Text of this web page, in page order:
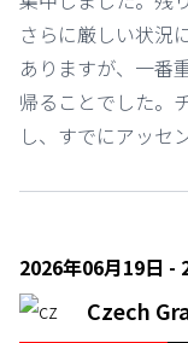
さらに厳しい状況
ありますが、一番
帰ることでした。
し、すでにアッセ
2026年06月19日 -
Czech